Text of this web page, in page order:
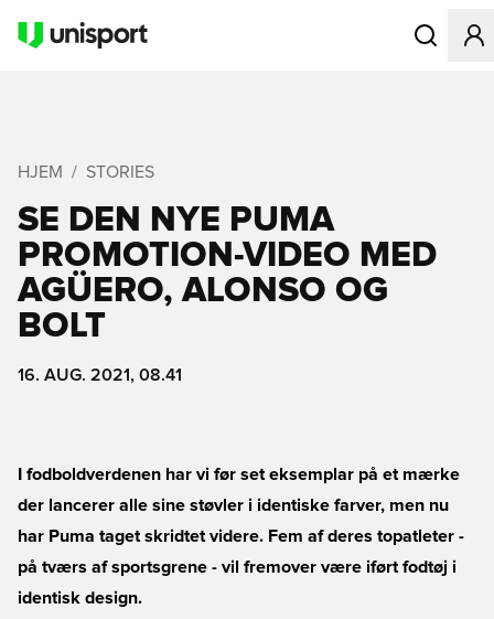
Åbner en
HJEM STORIES
SE DEN NYE PUMA
PROMOTION-VIDEO MED
AGÜERO, ALONSO OG
BOLT
16. AUG. 2021, 08.41
I fodboldverdenen har vi før set eksemplar på et mærke
der lancerer alle sine støvler i identiske farver, men nu
har Puma taget skridtet videre. Fem af deres topatleter -
på tværs af sportsgrene - vil fremover være iført fodtøj i
identisk design.